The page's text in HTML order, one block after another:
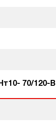
70/120-В